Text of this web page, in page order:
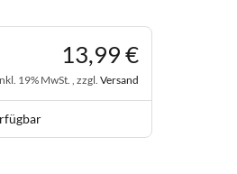
13,99€
19% MwSt. , zzgl.Versand